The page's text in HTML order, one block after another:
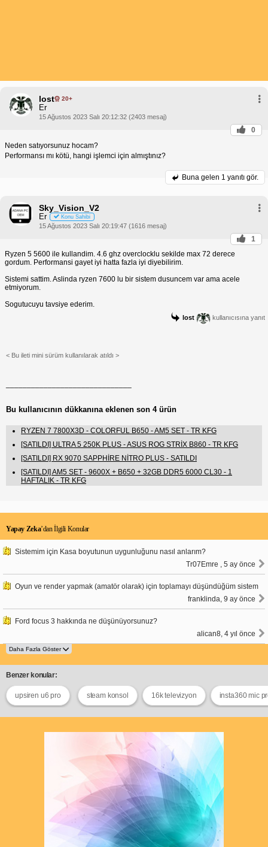
lost 20+
Er
15 Ağustos 2023 Salı 20:12:32 (2403 mesaj)
0
Neden satıyorsunuz hocam?
Performansı mı kötü, hangi işlemci için almıştınız?
Buna gelen 1 yanıtı gör.
Sky_Vision_V2
Er Konu Sahibi
15 Ağustos 2023 Salı 20:19:47 (1616 mesaj)
1
Ryzen 5 5600 ile kullandim. 4.6 ghz overclocklu sekilde max 72 derece
gordum. Performansi gayet iyi hatta fazla iyi diyebilirim.
Sistemi sattim. Aslinda ryzen 7600 lu bir sistem dusuncem var ama acele
etmiyorum.
Sogutucuyu tavsiye ederim.
lost kullanıcısına yanıt
< Bu ileti mini sürüm kullanılarak atıldı >
Bu kullanıcının dükkanına eklenen son 4 ürün
RYZEN 7 7800X3D - COLORFUL B650 - AM5 SET - TR KFG
[SATILDI] ULTRA 5 250K PLUS - ASUS ROG STRİX B860 - TR KFG
[SATILDI] RX 9070 SAPPHİRE NİTRO PLUS - SATILDI
[SATILDI] AM5 SET - 9600X + B650 + 32GB DDR5 6000 CL30 - 1
HAFTALIK - TR KFG
Yapay Zeka’dan İlgili Konular
Sistemim için Kasa boyutunun uygunluğunu nasıl anlarım?
Tr07Emre , 5 ay önce
Oyun ve render yapmak (amatör olarak) için toplamayı düşündüğüm sistem
franklinda, 9 ay önce
Ford focus 3 hakkında ne düşünüyorsunuz?
alican8, 4 yıl önce
Benzer konular:
upsiren u6 pro steam konsol 16k televizyon insta360 mic